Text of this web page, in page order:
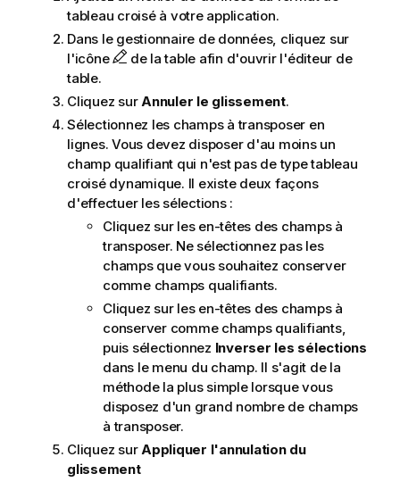
tableau croisé à votre application.
Dans le gestionnaire de données, cliquez sur
l'icône
de la table afin d'ouvrir l'éditeur de
table.
Cliquez surAnnuler le glissement.
Sélectionnez les champs à transposer en
lignes. Vous devez disposer d'au moins un
champ qualifiant qui n'est pas de type tableau
croisé dynamique. Il existe deux façons
d'effectuer les sélections :
Cliquez sur les en-têtes des champs à
transposer. Ne sélectionnez pas les
champs que vous souhaitez conserver
comme champs qualifiants.
Cliquez sur les en-têtes des champs à
conserver comme champs qualifiants,
puis sélectionnez Inverser les sélections
dans le menu du champ. Il s'agit de la
méthode la plus simple lorsque vous
disposez d'un grand nombre de champs
à transposer.
Cliquez surAppliquer l'annulation du
glissement